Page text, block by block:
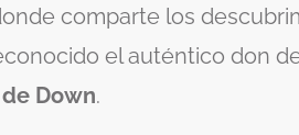
comparte los
el auténtico don
Down.